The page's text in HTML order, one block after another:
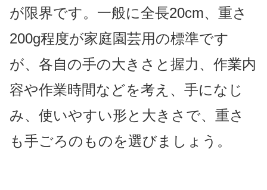
が限界です。一般に全長20cm、重さ
200g程度が家庭園芸用の標準です
が、各自の手の大きさと握力、作業内
容や作業時間などを考え、手になじ
み、使いやすい形と大きさで、重さ
も手ごろのものを選びましょう。